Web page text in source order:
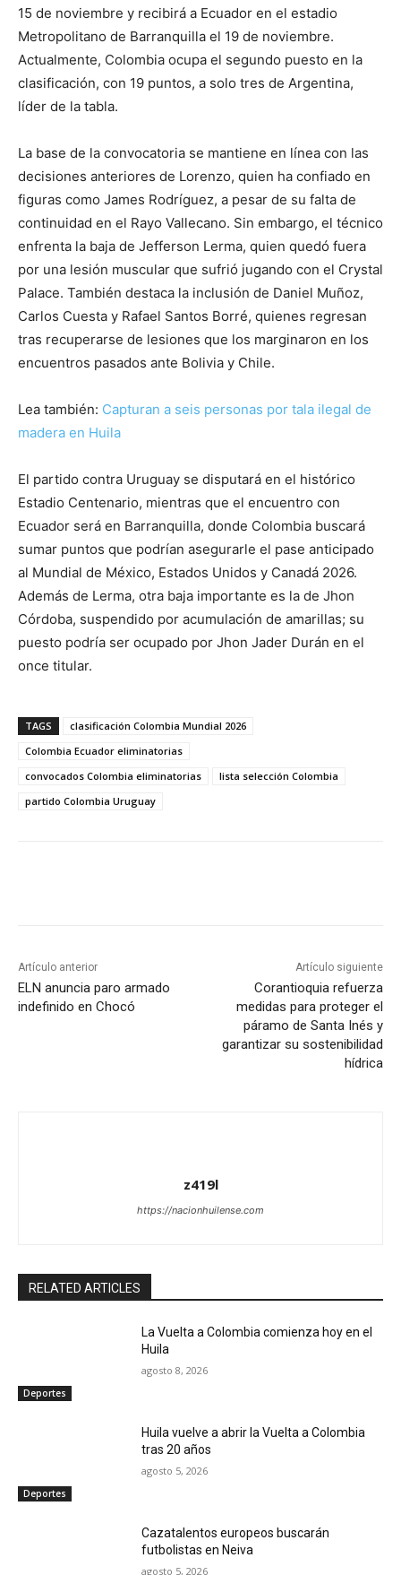
15 de noviembre y recibirá a Ecuador en el estadio
Metropolitano de Barranquilla el 19 de noviembre.
Actualmente, Colombia ocupa el segundo puesto en la
clasificación, con 19 puntos, a solo tres de Argentina,
líder de la tabla.
La base de la convocatoria se mantiene en línea con las
decisiones anteriores de Lorenzo, quien ha confiado en
figuras como James Rodríguez, a pesar de su falta de
continuidad en el Rayo Vallecano. Sin embargo, el técnico
enfrenta la baja de Jefferson Lerma, quien quedó fuera
por una lesión muscular que sufrió jugando con el Crystal
Palace. También destaca la inclusión de Daniel Muñoz,
Carlos Cuesta y Rafael Santos Borré, quienes regresan
tras recuperarse de lesiones que los marginaron en los
encuentros pasados ante Bolivia y Chile.
Lea también: Capturan a seis personas por tala ilegal de
madera en Huila
El partido contra Uruguay se disputará en el histórico
Estadio Centenario, mientras que el encuentro con
Ecuador será en Barranquilla, donde Colombia buscará
sumar puntos que podrían asegurarle el pase anticipado
al Mundial de México, Estados Unidos y Canadá 2026.
Además de Lerma, otra baja importante es la de Jhon
Córdoba, suspendido por acumulación de amarillas; su
puesto podría ser ocupado por Jhon Jader Durán en el
once titular.
TAGS
clasificación Colombia Mundial 2026
Colombia Ecuador eliminatorias
convocados Colombia eliminatorias
lista selección Colombia
partido Colombia Uruguay
Artículo anterior
ELN anuncia paro armado
indefinido en Chocó
Artículo siguiente
Corantioquia refuerza
medidas para proteger el
páramo de Santa Inés y
garantizar su sostenibilidad
hídrica
z419l
https://nacionhuilense.com
RELATED ARTICLES
Deportes
La Vuelta a Colombia comienza hoy en el
Huila
agosto 8, 2026
Deportes
Huila vuelve a abrir la Vuelta a Colombia
tras 20 años
agosto 5, 2026
Cazatalentos europeos buscarán
futbolistas en Neiva
agosto 5, 2026